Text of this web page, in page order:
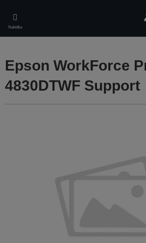
main
content
Nabídka
Epson WorkForce
4830DTWF Support